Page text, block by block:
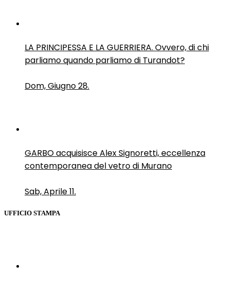
LA PRINCIPESSA E LA GUERRIERA. Ovvero, di chi
parliamo quando parliamo di Turandot?
Dom, Giugno 28.
GARBO acquisisce Alex Signoretti, eccellenza
contemporanea del vetro di Murano
Sab, Aprile 11.
UFFICIO STAMPA